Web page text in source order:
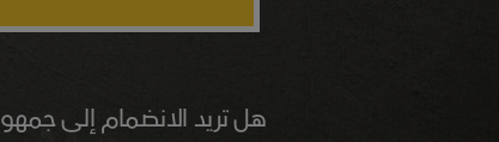
هل تريد الانضمام إلى